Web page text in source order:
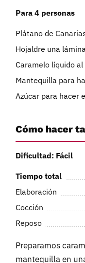
Para 4 personas
Plátano de
Hojaldre una lámina
Caramelo líquido
Mantequilla para
Azúcar para hacer
Cómo hacer
Dificultad: Fácil
Tiempo total
Elaboración
Cocción
Reposo
Preparamos
mantequilla en